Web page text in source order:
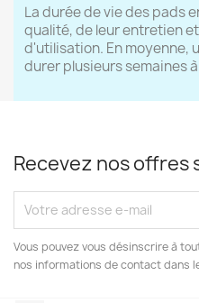
La durée de vie des pads
qualité, de leur entretien
d'utilisation. En moyenne,
durer plusieurs semaines
Recevez nos offres
Vous pouvez vous désinscrire à
nos informations de contact dans